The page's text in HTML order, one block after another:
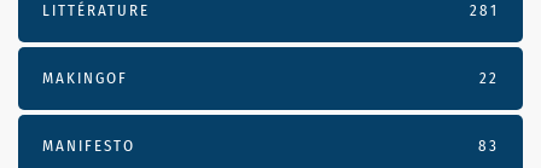
LITTÉRATURE 281
MAKINGOF 22
MANIFESTO 83